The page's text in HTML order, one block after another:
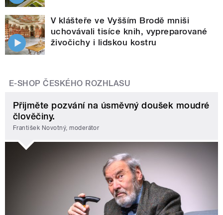
V klášteře ve Vyšším Brodě mniši
uchovávali tisíce knih, vypreparované
živočichy i lidskou kostru
E-SHOP ČESKÉHO ROZHLASU
Přijměte pozvání na úsměvný doušek moudré
člověčiny.
František Novotný, moderátor